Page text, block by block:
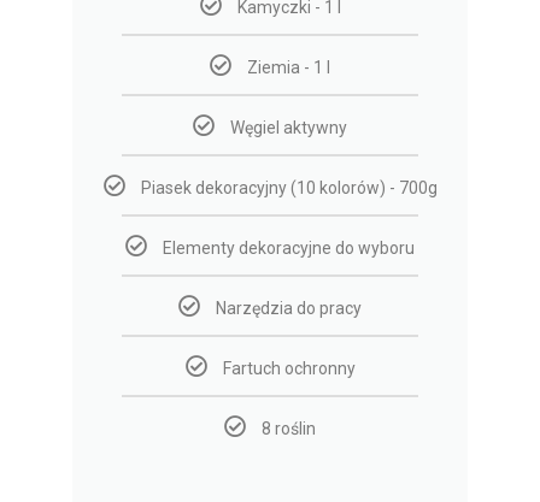
Kamyczki - 1 l
Ziemia - 1 l
Węgiel aktywny
Piasek dekoracyjny (10 kolorów) - 700g
Elementy dekoracyjne do wyboru
Narzędzia do pracy
Fartuch ochronny
8 roślin